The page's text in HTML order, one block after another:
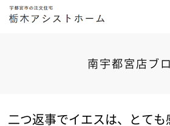
南宇都宮店ブ
二つ返事でイエスは、とても